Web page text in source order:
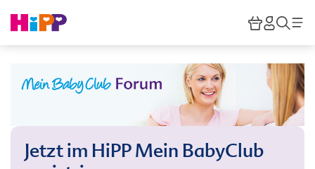
HiPP
Jetzt im HiPP Mein BabyClub